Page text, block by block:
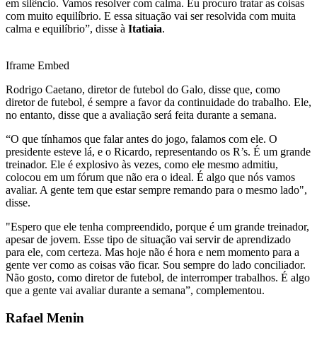
em silêncio. Vamos resolver com calma. Eu procuro tratar as coisas
com muito equilíbrio. E essa situação vai ser resolvida com muita
calma e equilíbrio”, disse à Itatiaia.
Iframe Embed
Rodrigo Caetano, diretor de futebol do Galo, disse que, como
diretor de futebol, é sempre a favor da continuidade do trabalho. Ele,
no entanto, disse que a avaliação será feita durante a semana.
“O que tínhamos que falar antes do jogo, falamos com ele. O
presidente esteve lá, e o Ricardo, representando os R’s. É um grande
treinador. Ele é explosivo às vezes, como ele mesmo admitiu,
colocou em um fórum que não era o ideal. É algo que nós vamos
avaliar. A gente tem que estar sempre remando para o mesmo lado",
disse.
"Espero que ele tenha compreendido, porque é um grande treinador,
apesar de jovem. Esse tipo de situação vai servir de aprendizado
para ele, com certeza. Mas hoje não é hora e nem momento para a
gente ver como as coisas vão ficar. Sou sempre do lado conciliador.
Não gosto, como diretor de futebol, de interromper trabalhos. É algo
que a gente vai avaliar durante a semana”, complementou.
Rafael Menin